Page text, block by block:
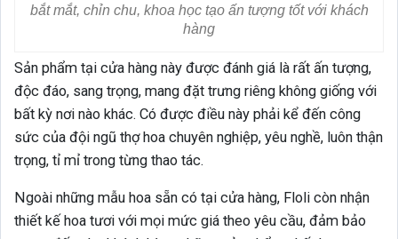
bắt mắt, chỉn chu, khoa học tạo ấn tượng tốt với khách
hàng
Sản phẩm tại cửa hàng này được đánh giá là rất ấn tượng,
độc đáo, sang trọng, mang đặt trưng riêng không giống với
bất kỳ nơi nào khác. Có được điều này phải kể đến công
sức của đội ngũ thợ hoa chuyên nghiệp, yêu nghề, luôn thận
trọng, tỉ mỉ trong từng thao tác.
Ngoài những mẫu hoa sẵn có tại cửa hàng, Floli còn nhận
thiết kế hoa tươi với mọi mức giá theo yêu cầu, đảm bảo